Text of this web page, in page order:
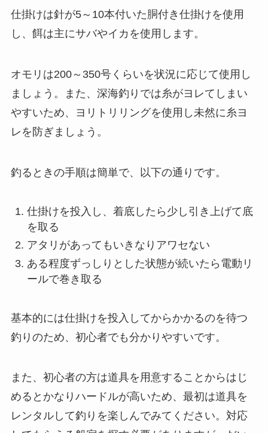
仕掛けは針が5～10本付いた胴付き仕掛けを使用
し、餌は主にサバやイカを使用します。
オモリは200～350号くらいを状況に応じて使用し
ましょう。また、深海釣りでは糸がヨレてしまい
やすいため、ヨリトリリングを使用し未然に糸ヨ
レを防ぎましょう。
釣るときの手順は簡単で、以下の通りです。
仕掛けを投入し、着底したら少し引き上げて底
を取る
アタリがあってもいきなりアワセない
ある程度ずっしりとした状態が続いたら電動リ
ールで巻き取る
基本的には仕掛けを投入してからかかるのを待つ
釣りのため、初心者でも分かりやすいです。
また、初心者の方は道具を用意することからはじ
めるとかなりハードルが高いため、最初は道具を
レンタルして釣りを楽しんでみてください。対応